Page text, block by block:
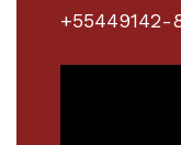
+55449142-